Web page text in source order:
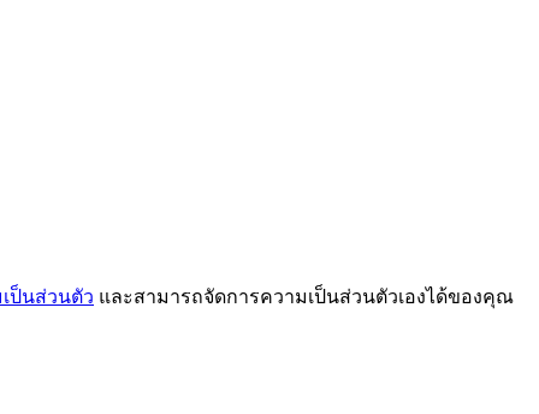
ป็นส่วนตัว และสามารถจัดการความเป็นส่วนตัวเองได้ของคุณ